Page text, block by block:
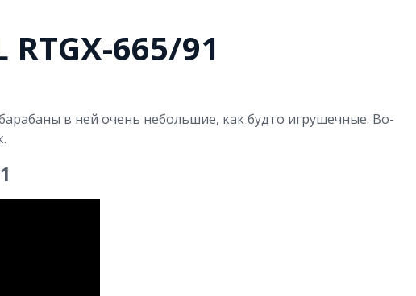
665/91
в ней очень небольшие, как будто игрушечные. Во-